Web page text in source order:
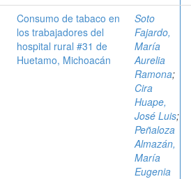
Consumo de tabaco en
los trabajadores del
hospital rural #31 de
Huetamo, Michoacán
Soto
Fajardo,
María
Aurelia
Ramona;
Cira
Huape,
José Luis;
Peñaloza
Almazán,
María
Eugenia